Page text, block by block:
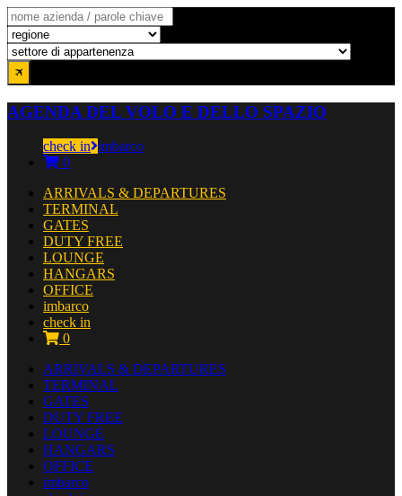
AGENDA DEL VOLO E DELLO SPAZIO
check in imbarco
0
ARRIVALS & DEPARTURES
TERMINAL
GATES
DUTY FREE
LOUNGE
HANGARS
OFFICE
imbarco
check in
0
ARRIVALS & DEPARTURES
TERMINAL
GATES
DUTY FREE
LOUNGE
HANGARS
OFFICE
imbarco